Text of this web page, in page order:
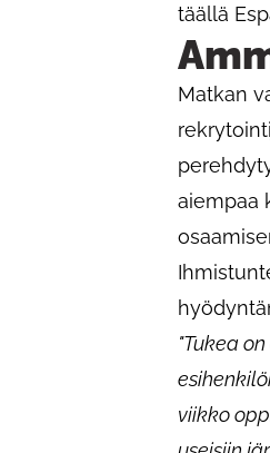
täällä
Matkan
aiempaa
"Tukea
viikko